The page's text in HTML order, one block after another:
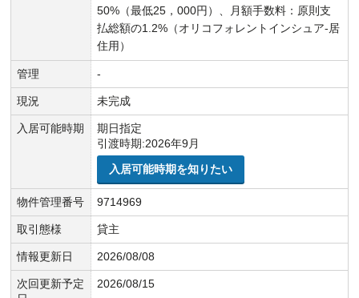
50%（最低25，000円）、月額手数料：原則支
払総額の1.2%（オリコフォレントインシュア-居
住用）
管理 -
現況 未完成
入居可能時期
期日指定
引渡時期:2026年9月
入居可能時期を知りたい
物件管理番号 9714969
取引態様 貸主
情報更新日 2026/08/08
次回更新予定
2026/08/15